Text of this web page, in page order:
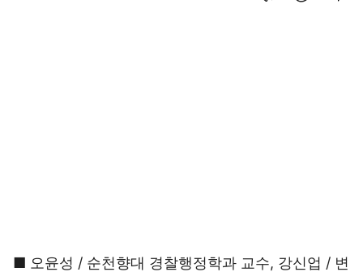
■ 오윤성 / 순천향대 경찰행정학과 교수, 강신업 / 변